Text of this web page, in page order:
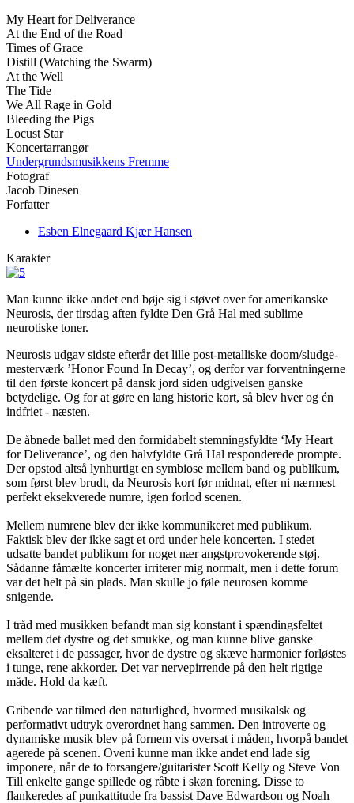
My Heart for Deliverance
At the End of the Road
Times of Grace
Distill (Watching the Swarm)
At the Well
The Tide
We All Rage in Gold
Bleeding the Pigs
Locust Star
Koncertarrangør
Undergrundsmusikkens Fremme
Fotograf
Jacob Dinesen
Forfatter
Esben Elnegaard Kjær Hansen
Karakter
Man kunne ikke andet end bøje sig i støvet over for amerikanske
Neurosis, der tirsdag aften fyldte Den Grå Hal med sublime
neurotiske toner.
Neurosis udgav sidste efterår det lille post-metalliske doom/sludge-
mesterværk ’Honor Found In Decay’, og derfor var forventningerne
til den første koncert på dansk jord siden udgivelsen ganske
betydelige. Og for at gøre en lang historie kort, så blev hver og én
indfriet - næsten.
De åbnede ballet med den formidabelt stemningsfyldte ‘My Heart
for Deliverance’, og den halvfyldte Grå Hal responderede prompte.
Der opstod altså lynhurtigt en symbiose mellem band og publikum,
som først blev brudt, da Neurosis kort før midnat, efter ni nærmest
perfekt eksekverede numre, igen forlod scenen.
Mellem numrene blev der ikke kommunikeret med publikum.
Faktisk blev der ikke sagt et ord under hele koncerten. I stedet
udsatte bandet publikum for noget nær angstprovokerende støj.
Sådanne fåmælte koncerter irriterer mig normalt, men i dette forum
var det helt på sin plads. Man skulle jo føle neurosen komme
snigende.
I tråd med musikken befandt man sig konstant i spændingsfeltet
mellem det dystre og det smukke, og man kunne blive ganske
eksalteret i de passager, hvor de dystre og skæve harmonier forløstes
i tunge, rene akkorder. Det var nervepirrende på den helt rigtige
måde. Hold da kæft.
Gribende var tilmed den naturlighed, hvormed musikalsk og
performativt udtryk overordnet hang sammen. Den introverte og
dynamiske musik blev på fornem vis oversat i måden, hvorpå bandet
agerede på scenen. Oveni kunne man ikke andet end lade sig
imponere, når de to forsangere/guitarister Scott Kelly og Steve Von
Till enkelte gange spillede og råbte i skøn forening. Disse to
flankeredes af punkattitude fra bassist Dave Edwardson og Noah